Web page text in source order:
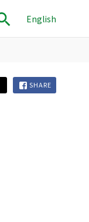
English
SHARE